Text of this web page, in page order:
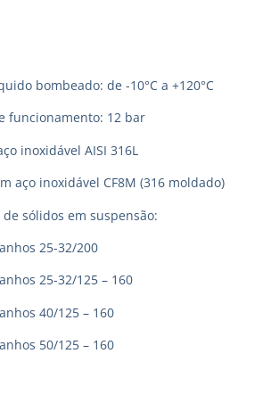
bombeado: de -10°C a +120°C
funcionamento: 12 bar
inoxidável AISI 316L
aço inoxidável CF8M (316 moldado)
de sólidos em suspensão:
25-32/200
25-32/125 – 160
40/125 – 160
50/125 – 160